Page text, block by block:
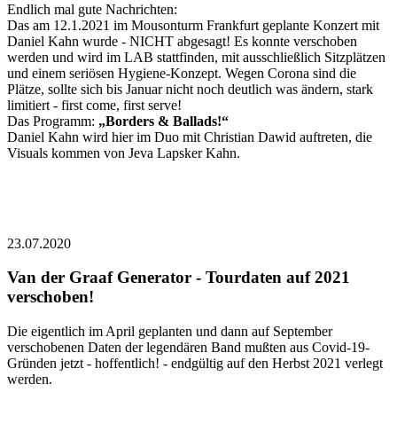
Endlich mal gute Nachrichten:
Das am 12.1.2021 im Mousonturm Frankfurt geplante Konzert mit
Daniel Kahn wurde - NICHT abgesagt! Es konnte verschoben
werden und wird im LAB stattfinden, mit ausschließlich Sitzplätzen
und einem seriösen Hygiene-Konzept. Wegen Corona sind die
Plätze, sollte sich bis Januar nicht noch deutlich was ändern, stark
limitiert - first come, first serve!
Das Programm: „Borders & Ballads!“
Daniel Kahn wird hier im Duo mit Christian Dawid auftreten, die
Visuals kommen von Jeva Lapsker Kahn.
23.07.2020
Van der Graaf Generator - Tourdaten auf 2021
verschoben!
Die eigentlich im April geplanten und dann auf September
verschobenen Daten der legendären Band mußten aus Covid-19-
Gründen jetzt - hoffentlich! - endgültig auf den Herbst 2021 verlegt
werden.